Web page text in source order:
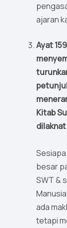
ajaran
Ayat
Kitab
besar
SWT &
ada
tetapi